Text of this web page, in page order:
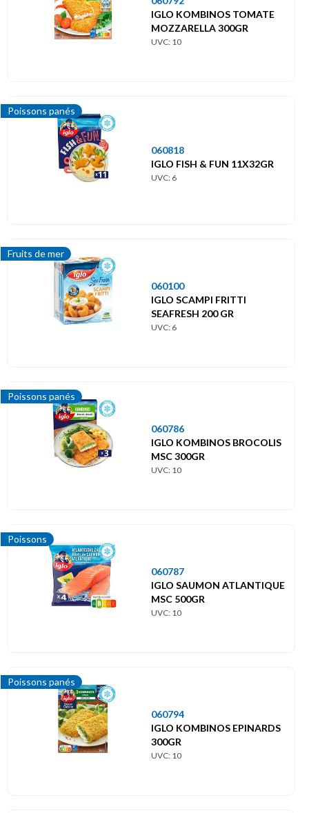
IGLO KOMBINOS TOMATE
MOZZARELLA 300GR
UVC: 10
Poissons panés
060818
IGLO FISH & FUN 11X32GR
UVC: 6
Fruits de mer
060100
IGLO SCAMPI FRITTI
SEAFRESH 200 GR
UVC: 6
Poissons panés
060786
IGLO KOMBINOS BROCOLIS
MSC 300GR
UVC: 10
Poissons
060787
IGLO SAUMON ATLANTIQUE
MSC 500GR
UVC: 10
Poissons panés
060794
IGLO KOMBINOS EPINARDS
300GR
UVC: 10